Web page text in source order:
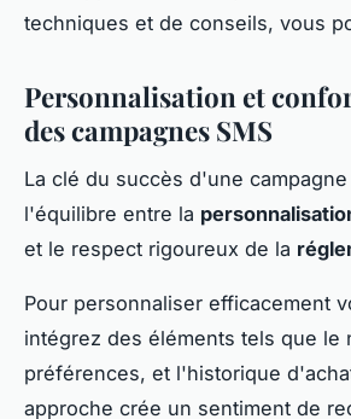
techniques et de conseils, vous
Personnalisation et
des campagnes SMS
La clé du succès d'une
l'équilibre entre la
et le respect rigoureux de la
Pour personnaliser efficacement
intégrez des éléments tels que le
préférences, et l'historique
approche crée un sentiment de